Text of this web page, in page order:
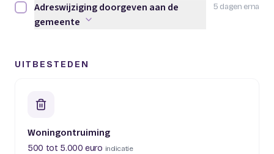
5 dagen erna
Adreswijziging doorgeven aan de gemeente afvinken
Adreswijziging doorgeven aan de
gemeente
UITBESTEDEN
Woningontruiming
500 tot 5.000 euro indicatie